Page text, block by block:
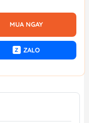
MUA NGAY
Z ZALO